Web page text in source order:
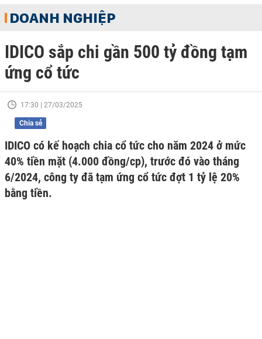
DOANH NGHIỆP
IDICO sắp chi gần 500 tỷ đồng tạm
ứng cổ tức
17:30 | 27/03/2025
Chia sẻ
IDICO có kế hoạch chia cổ tức cho năm 2024 ở mức
40% tiền mặt (4.000 đồng/cp), trước đó vào tháng
6/2024, công ty đã tạm ứng cổ tức đợt 1 tỷ lệ 20%
bằng tiền.